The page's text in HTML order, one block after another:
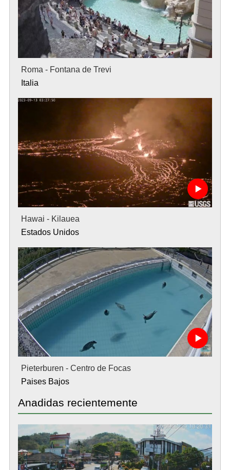
Roma - Fontana de Trevi
Italia
Hawai - Kilauea
Estados Unidos
Pieterburen - Centro de Focas
Paises Bajos
Anadidas recientemente